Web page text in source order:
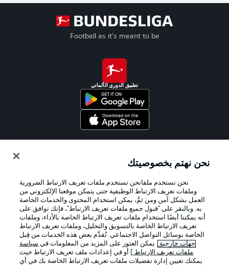
Football as it's meant to be
تطبيق الدوري الألماني
الإعلانات الإخطارات القانونية
نحن نهتم بخصوصيتك
نحن نستخدم ملفانحن نستخدم ملفات تعريف الارتباط الضرورية
وملفات تعريف الارتباط الوظيفية حتى يتمكن موقعنا الإلكتروني من
العمل بشكل آمن ومن ثمَّ، يمكن استخدام المحتوى والخدمات الخاصة
به. وبالنقر على "قبول جميع ملفات تعريف الارتباط"، فإنك توافق على
أنه يمكننا أيضًا استخدام ملفات تعريف الارتباط الخاصة بالأداء، وملفات
تعريف الارتباط الخاصة بالتسويق والتحليل، وملفات تعريف الارتباط
الخاصة بوسائل التواصل الاجتماعي. تُقدَّم بعض هذه الخدمات من قِبل
جهات خارجية . يمكن العثور على المزيد من المعلومات في سياسة
ملفات تعريف الارتباط
] أو في إعدادات ملف تعريف الارتباط حيث
يمكنك تعيين إدارة تفضيلات ملفات تعريف الارتباط الخاصة بك في أي